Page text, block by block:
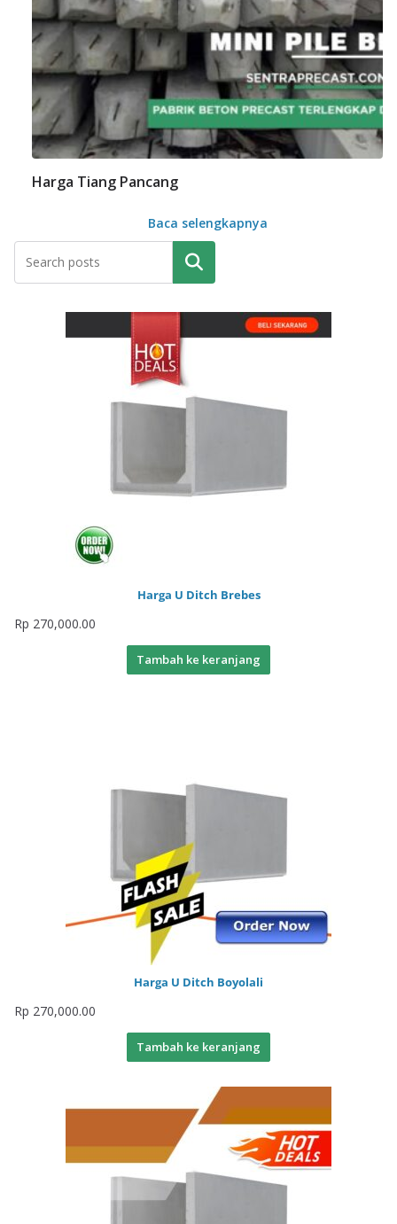
Harga Tiang Pancang
Baca selengkapnya
Pencarian
Harga U Ditch Brebes
Rp 270,000.00
Tambah ke keranjang
Harga U Ditch Boyolali
Rp 270,000.00
Tambah ke keranjang